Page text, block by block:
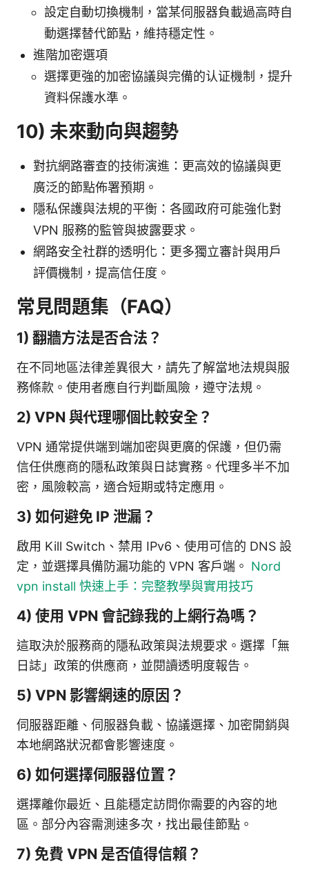
設定自動切換機制，當某伺服器負載過高時自
動選擇替代節點，維持穩定性。
進階加密選項
選擇更強的加密協議與完備的认证機制，提升
資料保護水準。
10) 未來動向與趨勢
對抗網路審查的技術演進：更高效的協議與更
廣泛的節點佈署預期。
隱私保護與法規的平衡：各國政府可能強化對
VPN 服務的監管與披露要求。
網路安全社群的透明化：更多獨立審計與用戶
評價機制，提高信任度。
常見問題集（FAQ）
1) 翻牆方法是否合法？
在不同地區法律差異很大，請先了解當地法規與服
務條款。使用者應自行判斷風險，遵守法規。
2) VPN 與代理哪個比較安全？
VPN 通常提供端到端加密與更廣的保護，但仍需
信任供應商的隱私政策與日誌實務。代理多半不加
密，風險較高，適合短期或特定應用。
3) 如何避免 IP 泄漏？
啟用 Kill Switch、禁用 IPv6、使用可信的 DNS 設
定，並選擇具備防漏功能的 VPN 客戶端。 Nord
vpn install 快速上手：完整教學與實用技巧
4) 使用 VPN 會記錄我的上網行為嗎？
這取決於服務商的隱私政策與法規要求。選擇「無
日誌」政策的供應商，並閱讀透明度報告。
5) VPN 影響網速的原因？
伺服器距離、伺服器負載、協議選擇、加密開銷與
本地網路狀況都會影響速度。
6) 如何選擇伺服器位置？
選擇離你最近、且能穩定訪問你需要的內容的地
區。部分內容需測速多次，找出最佳節點。
7) 免費 VPN 是否值得信賴？